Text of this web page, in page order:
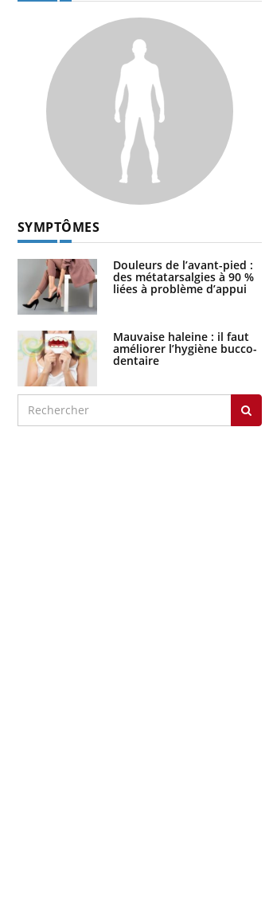
SYMPTÔMES
Douleurs de l’avant-pied :
des métatarsalgies à 90 %
liées à problème d’appui
Mauvaise haleine : il faut
améliorer l’hygiène bucco-
dentaire